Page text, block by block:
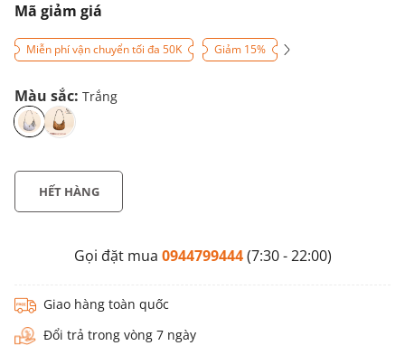
Mã giảm giá
Miễn phí vận chuyển tối đa 50K Giảm 15%
Màu sắc: Trắng
HẾT HÀNG
Gọi đặt mua 0944799444(7:30 - 22:00)
Giao hàng toàn quốc
Đổi trả trong vòng 7 ngày